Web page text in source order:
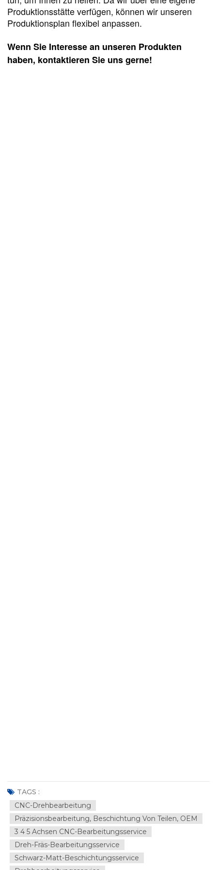
Produktionsstätte verfügen, können wir unseren
Produktionsplan flexibel anpassen.
Wenn Sie Interesse an unseren Produkten
haben, kontaktieren Sie uns gerne!
TAGS :
CNC-Drehbearbeitung
Präzisionsbearbeitung, Beschichtung Von Teilen, OEM
3 4 5 Achsen CNC-Bearbeitungsservice
Dreh-Fräs-Bearbeitungsservice
Schwarz-Matt-Beschichtungsservice